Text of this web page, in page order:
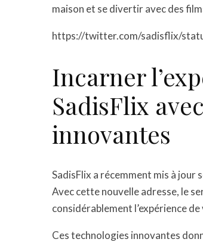
maison et se divertir avec des
https://twitter.com/sadisflix/
Incarner
SadisFlix
innovantes
SadisFlix a récemment mis à jour
Avec cette nouvelle adresse, le
considérablement l’expérience
Ces technologies innovantes